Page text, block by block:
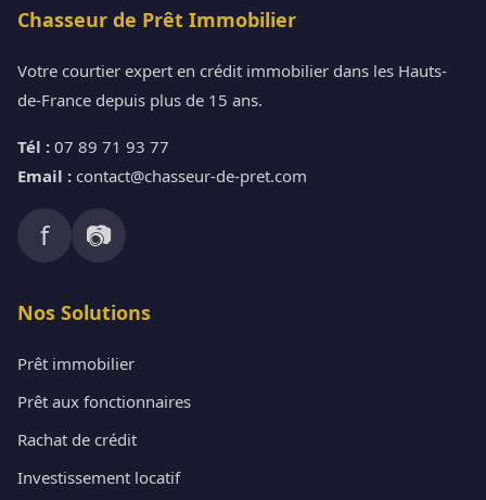
Chasseur de Prêt Immobilier
Votre courtier expert en crédit immobilier dans les Hauts-
de-France depuis plus de 15 ans.
Tél : 07 89 71 93 77
Email : contact@chasseur-de-pret.com
f 📷
Nos Solutions
Prêt immobilier
Prêt aux fonctionnaires
Rachat de crédit
Investissement locatif